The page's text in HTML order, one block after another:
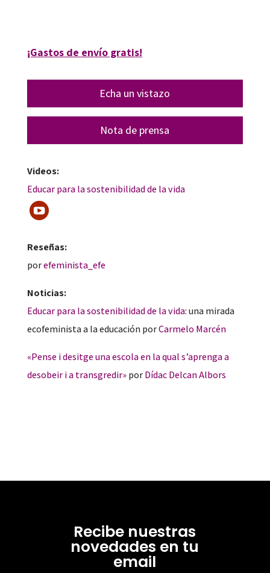
¡Gastos de envío gratis!
Echa un vistazo
Nota de prensa
Videos:
Educar para la sostenibilidad de la vida
Reseñas:
porefeminista_efe
Noticias:
Educar para la sostenibilidad de la vida: una mirada
ecofeminista a la educación porCarmelo Marcén
«Pense i desitge una escola en la qual s’aprenga a
desobeir i a transgredir»porDídac Delcan Albors
Recibe nuestras
novedades en tu
email